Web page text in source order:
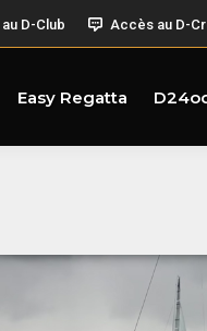
D-Club Accès au D-
Easy Regatta